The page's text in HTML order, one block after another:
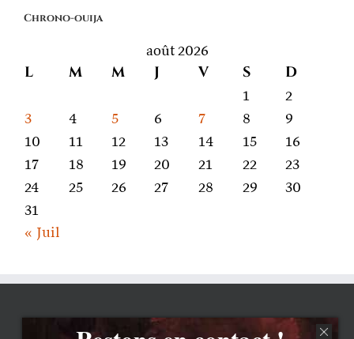
parle
Chrono-ouija
août 2026
L M M J V S D
1
2
3
4 5 6 7 8
9
10
11 12 13 14 15
16
17
18 19 20 21 22
23
24
25 26 27 28 29
30
31
« Juil